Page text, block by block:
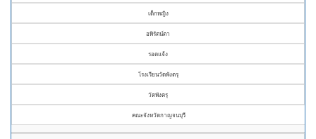
เด็กหญิง
อพิรัตน์ตา
รอดแจ้ง
โรงเรียนวัดพังตรุ
วัดพังตรุ
คณะจังหวัดกาญจนบุรี